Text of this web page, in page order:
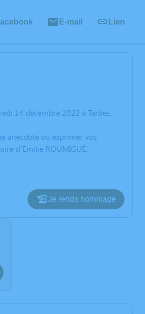
E-mail Lien
14 décembre 2022 à Tarbes.
anecdote ou exprimer vos
d’Emilie ROUMIGUÉ.
Je rends hommage